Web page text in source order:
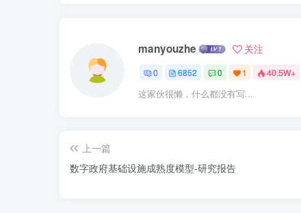
manyouzhe 关注
0 6852 0 1 40.5W+
这家伙很懒，什么都没有写...
上一篇
数字政府基础设施成熟度模型-研究报告